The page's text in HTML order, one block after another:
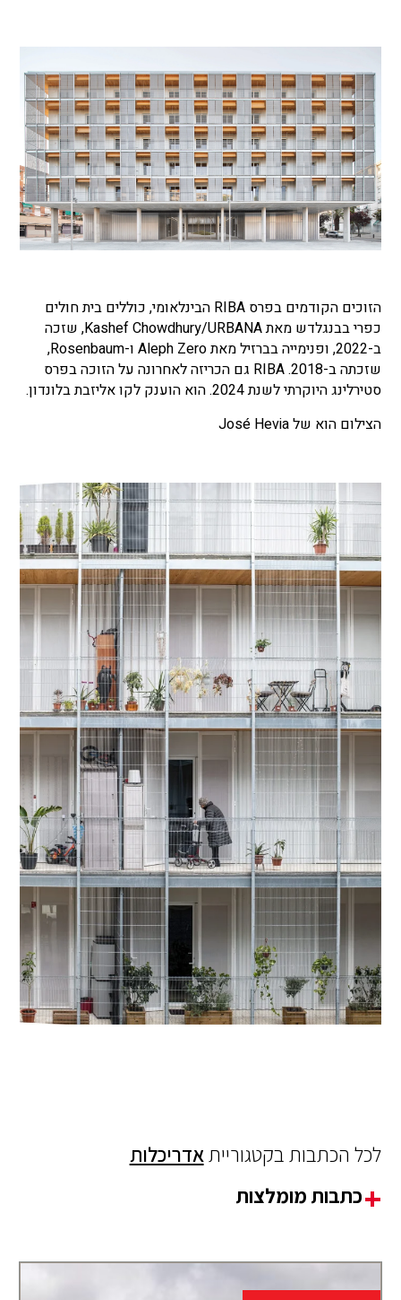
הזוכים הקודמים בפרס RIBA הבינלאומי, כוללים בית חולים
כפרי בבנגלדש מאת Kashef Chowdhury/URBANA, שזכה
ב-2022, ופנימייה בברזיל מאת Aleph Zero ו-Rosenbaum,
שזכתה ב-2018. RIBA גם הכריזה לאחרונה על הזוכה בפרס
סטירלינג היוקרתי לשנת 2024. הוא הוענק לקו אליזבת בלונדון.
הצילום הוא של José Hevia
לכל הכתבות בקטגורייתאדריכלות
כתבות מומלצות